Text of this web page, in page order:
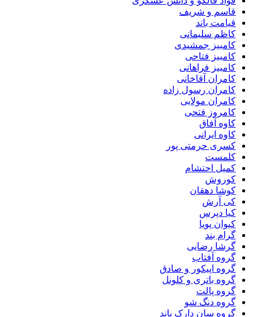
قاسم و شریف
قیامت باند
کاظم سلیمانی
کامبیز جمشیدی
کامبیز فتاحی
کامبیز فراهانی
کامران آقاخانی
کامران رسول زاده
کامران مولایی
کامروز فتحی
کاوه آفاق
کاوه ایرانی
کسری حرمتی پور
کلمست
کمیل احتشام
کوروش
کوشا دهقان
کی آرش
کیا دپرس
کیوان پویا
گرام بند
گرشا رضایی
گروه آفتاب
گروه اپیکور و صادق
گروه باتری و کلونل
گروه پالت
گروه دنگ شو
گروه سان دارک باند